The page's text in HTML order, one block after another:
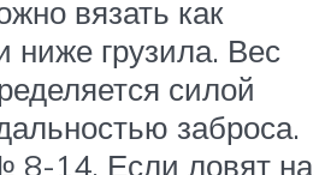
вязать как
ниже грузила. Вес
силой
заброса.
8-14. Если ловят на